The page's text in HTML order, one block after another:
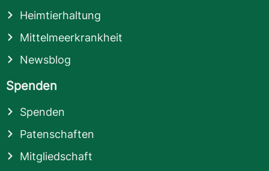
Heimtierhaltung
Mittelmeerkrankheit
Newsblog
Spenden
Spenden
Patenschaften
Mitgliedschaft